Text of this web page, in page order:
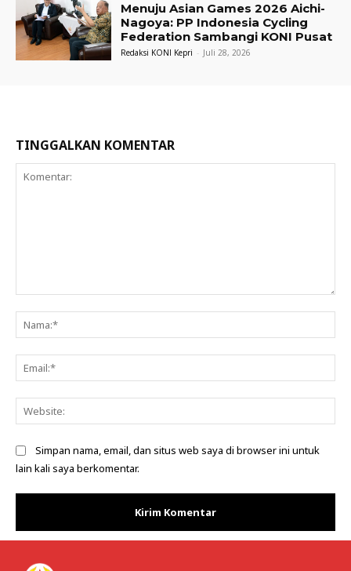
Menuju Asian Games 2026 Aichi-
Nagoya: PP Indonesia Cycling
Federation Sambangi KONI Pusat
Redaksi KONI Kepri - Juli 28, 2026
TINGGALKAN KOMENTAR
Simpan nama, email, dan situs web saya di browser ini untuk
lain kali saya berkomentar.